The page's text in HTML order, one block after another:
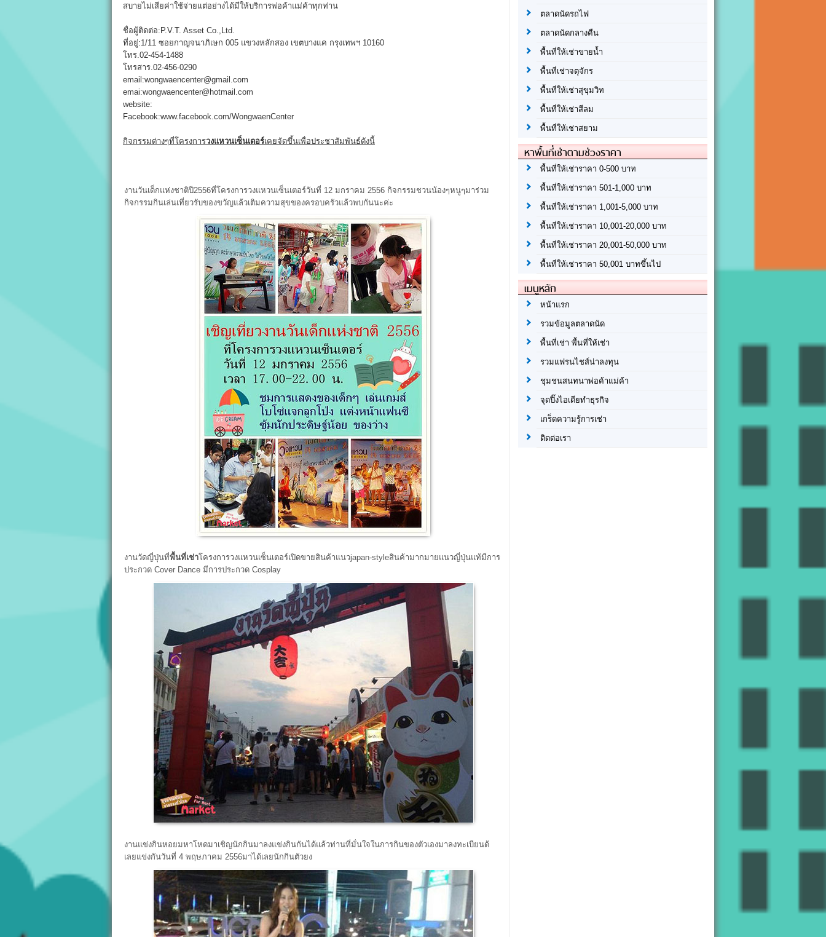
สบายไม่เสียค่าใช้จ่ายแต่อย่างได้มีให้บริการพ่อค้าแม่ค้าทุกท่าน
ชื่อผู้ติดต่อ:P.V.T. Asset Co.,Ltd.
ที่อยู่:1/11 ซอยกาญจนาภิเษก 005 แขวงหลักสอง เขตบางแค กรุงเทพฯ 10160
โทร.02-454-1488
โทรสาร.02-456-0290
email:wongwaencenter@gmail.com
emai:wongwaencenter@hotmail.com
website:
Facebook:www.facebook.com/WongwaenCenter
กิจกรรมต่างๆที่โครงการวงแหวนเซ็นเตอร์เคยจัดขึ้นเพื่อประชาสัมพันธ์ดังนี้
งานวันเด็กแห่งชาติปี2556ที่โครงการวงแหวนเซ็นเตอร์วันที่ 12 มกราคม 2556 กิจกรรมชวนน้องๆหนูๆมาร่วม
กิจกรรมกินเล่นเที่ยวรับของขวัญแล้วเติมความสุขของครอบครัวแล้วพบกันนะค่ะ
งานวัดญี่ปุ่นที่พื้นที่เช่าโครงการวงแหวนเซ็นเตอร์เปิดขายสินค้าแนวjapan-styleสินค้ามากมายแนวญี่ปุ่นแท้มีการ
ประกวด Cover Dance มีการประกวด Cosplay
งานแข่งกินหอยมหาโหดมาเชิญนักกินมาลงแข่งกินกันได้แล้วท่านที่มั่นใจในการกินของตัวเองมาลงทะเบียนด้
เลยแข่งกันวันที่ 4 พฤษภาคม 2556มาได้เลยนักกินตัวยง
ตลาดนัดรถไฟ
ตลาดนัดกลางคืน
พื้นที่ให้เช่าขายน้ำ
พื้นที่เช่าจตุจักร
พื้นที่ให้เช่าสุขุมวิท
พื้นที่ให้เช่าสีลม
พื้นที่ให้เช่าสยาม
หาพื้นที่เช่าตามช่วงราคา
พื้นที่ให้เช่าราคา 0-500 บาท
พื้นที่ให้เช่าราคา 501-1,000 บาท
พื้นที่ให้เช่าราคา 1,001-5,000 บาท
พื้นที่ให้เช่าราคา 10,001-20,000 บาท
พื้นที่ให้เช่าราคา 20,001-50,000 บาท
พื้นที่ให้เช่าราคา 50,001 บาทขึ้นไป
เมนูหลัก
หน้าแรก
รวมข้อมูลตลาดนัด
พื้นที่เช่า พื้นที่ให้เช่า
รวมแฟรนไชส์น่าลงทุน
ชุมชนสนทนาพ่อค้าแม่ค้า
จุดปิ๊งไอเดียทำธุรกิจ
เกร็ดความรู้การเช่า
ติดต่อเรา